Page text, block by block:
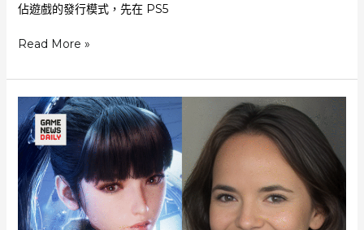
佔遊戲的發行模式，先在 PS5
《劍
電
腦
平
台
表
現
驚
人
刷
Read More »